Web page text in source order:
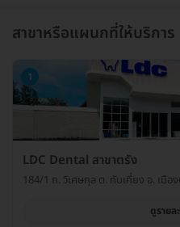
สาขาหรือแผนกที่ให้บริการ
1
LDC Dental สาขาตรัง
184/1 ถ. วิเศษกุล ต. ทับเที่ยง อ. เมือ
ดูรายล